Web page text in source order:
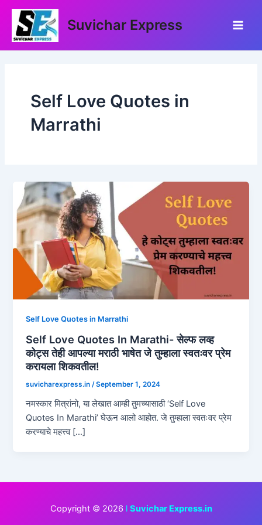
Skip
content
Suvichar Express
Self Love Quotes in
Marrathi
Self Love Quotes in Marrathi
Self Love Quotes In Marathi- सेल्फ लव्ह
कोट्स तेही आपल्या मराठी भाषेत जे तुम्हाला स्वतःवर प्रेम
करायला शिकवतील!
suvicharexpress.in/September 1, 2024
नमस्कार मित्रांनो, या लेखात आम्ही तुमच्यासाठी ‘Self Love
Quotes In Marathi’ घेऊन आलो आहोत. जे तुम्हाला स्वतःवर प्रेम
करण्याचे महत्त्व […]
Copyright © 2026 l Suvichar Express.in